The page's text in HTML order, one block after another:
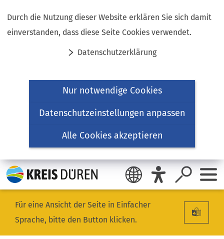
Durch die Nutzung dieser Website erklären Sie sich damit
einverstanden, dass diese Seite Cookies verwendet.
Datenschutzerklärung
Nur notwendige Cookies
Datenschutzeinstellungen anpassen
Alle Cookies akzeptieren
Inhalt anspringen
Für eine Ansicht der Seite in Einfacher
Sprache, bitte den Button klicken.